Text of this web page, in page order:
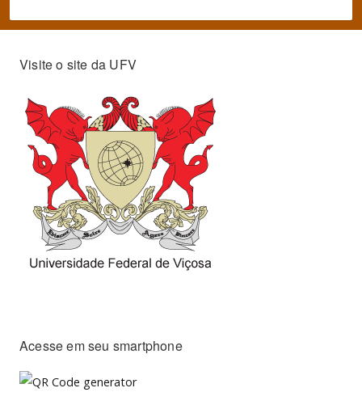
Visite o site da UFV
Acesse em seu smartphone